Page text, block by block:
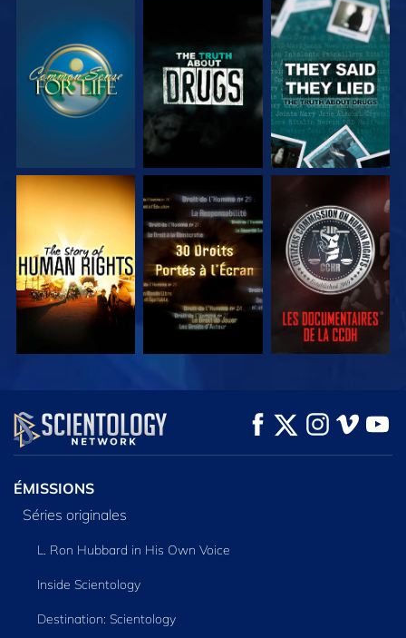
REGARDER REGARDER REGARDER
REGARDER REGARDER REGARDER
REGARDER REGARDER
DÉCOUVRIR LES
SÉRIES
ÉMISSIONS
Séries originales
L. Ron Hubbard in His Own Voice
Inside Scientology
Destination: Scientology